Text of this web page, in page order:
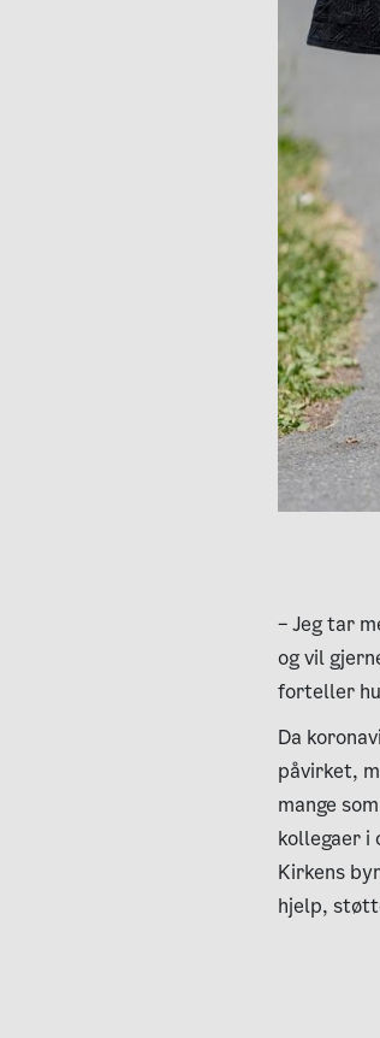
– Jeg tar
og vil
forteller
Da
påvirket,
mange
kollegaer
Kirkens
hjelp,